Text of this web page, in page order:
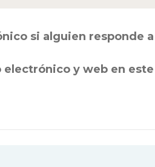
si alguien responde
y web en